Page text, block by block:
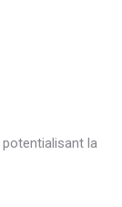
potentialisant la